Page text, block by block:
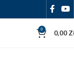
0 0,00